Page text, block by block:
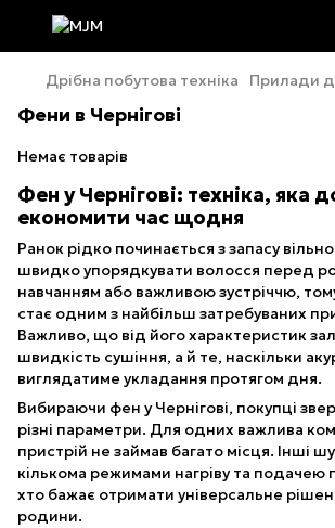
Дрібна побутова техніка Прилади
Фени в Чернігові
Немає товарів
Фен у Чернігові: техніка, яка
економити час щодня
Ранок рідко починається з запасу
швидко упорядкувати волосся перед
навчанням або важливою зустріччю,
стає одним з найбільш затребуваних
Важливо, що від його характеристик
швидкість сушіння, а й те, наскільки
виглядатиме укладання протягом дня.
Вибираючи фен у Чернігові, покупці
різні параметри. Для одних важлива
пристрій не займав багато місця. Інші
кількома режимами нагріву та подачею
хто бажає отримати універсальне
родини.